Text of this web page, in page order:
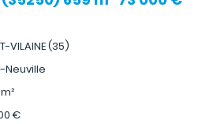
VILAINE (35)
Neuville
m²
€